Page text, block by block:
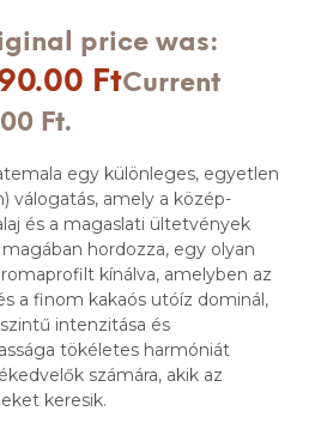
price was:
FtCurrent
Ft.
egy különleges, egyetlen
válogatás, amely a közép-
és a magaslati ültetvények
hordozza, egy olyan
kínálva, amelyben az
a finom kakaós utóíz dominál,
intenzitása és
tökéletes harmóniát
számára, akik az
keresik.